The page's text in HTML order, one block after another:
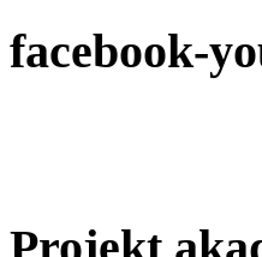
facebook-